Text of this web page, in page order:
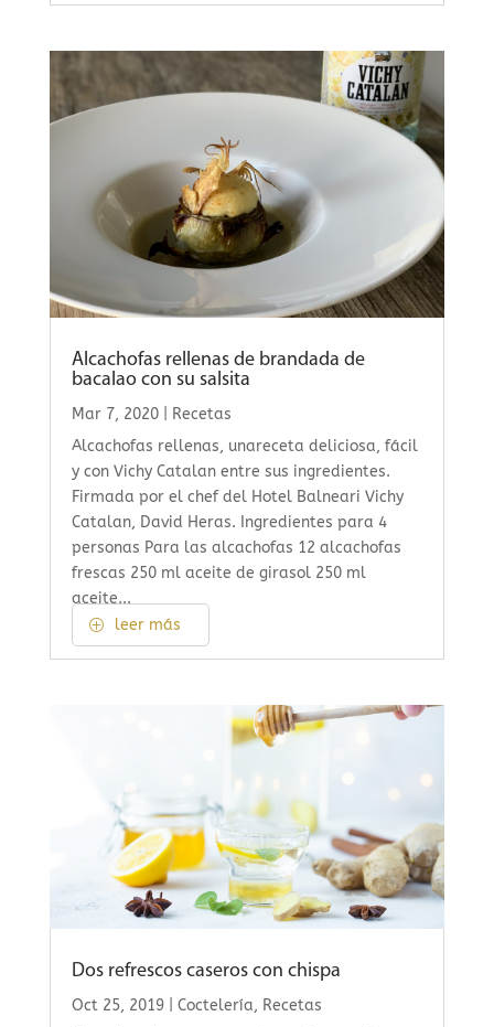
Alcachofas rellenas de brandada de
bacalao con su salsita
Mar 7, 2020|
Recetas
Alcachofas rellenas, unareceta deliciosa, fácil
y con Vichy Catalan entre sus ingredientes.
Firmada por el chef del Hotel Balneari Vichy
Catalan, David Heras. Ingredientes para 4
personas Para las alcachofas 12 alcachofas
frescas 250 ml aceite de girasol 250 ml
aceite...
leer más
Dos refrescos caseros con chispa
Oct 25, 2019| Coctelería, Recetas